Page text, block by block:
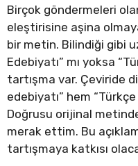
Birçok göndermeleri
eleştirisine aşina
bir metin. Bilindiği gibi
Edebiyatı” mı yoksa
tartışma var. Çeviride
edebiyatı” hem
Doğrusu orijinal metinde
merak ettim. Bu
tartışmaya katkısı